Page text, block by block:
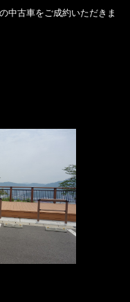
中古車をご成約いただきま